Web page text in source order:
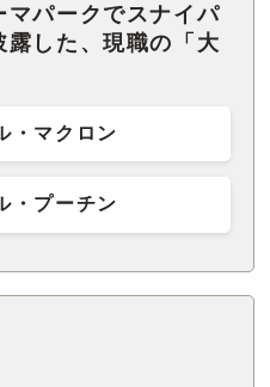
マパークでスナイパ
露した、現職の「大
・マクロン
・プーチン